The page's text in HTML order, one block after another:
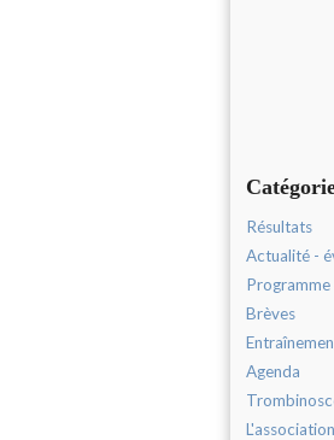
Résultats
Actualité -
Programme
Brèves
Agenda
L'association